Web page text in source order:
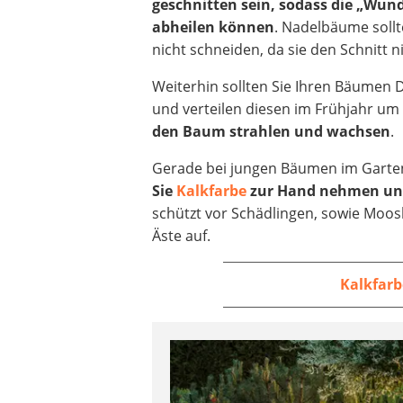
geschnitten sein, sodass die
abheilen können. Nadelbäume
nicht schneiden, da sie den Schnitt
Weiterhin sollten Sie Ihren Bäumen
und verteilen diesen im Frühjahr
den Baum strahlen und wachsen.
Gerade bei jungen Bäumen im
Sie Kalkfarbezur Hand nehmen
schützt vor Schädlingen, sowie
Äste auf.